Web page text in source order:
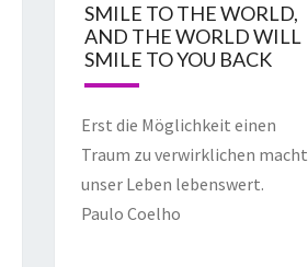
SMILE TO THE WORLD,
AND THE WORLD WILL
SMILE TO YOU BACK
Erst die Möglichkeit einen
Traum zu verwirklichen macht
unser Leben lebenswert.
Paulo Coelho